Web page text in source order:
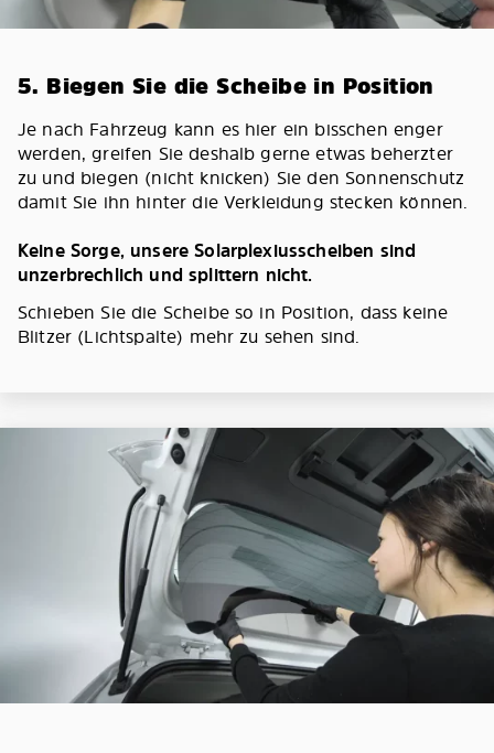
5. Biegen Sie die Scheibe in Position
Je nach Fahrzeug kann es hier ein bisschen enger
werden, greifen Sie deshalb gerne etwas beherzter
zu und biegen (nicht knicken) Sie den Sonnenschutz
damit Sie ihn hinter die Verkleidung stecken können.
Keine Sorge, unsere Solarplexiusscheiben sind
unzerbrechlich und splittern nicht.
Schieben Sie die Scheibe so in Position, dass keine
Blitzer (Lichtspalte) mehr zu sehen sind.